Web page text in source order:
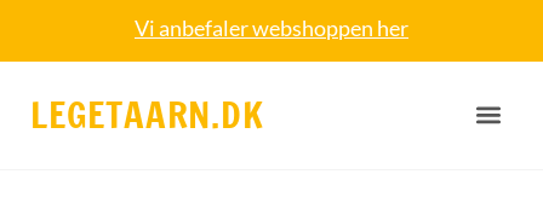
Vi anbefaler webshoppen her
LEGETAARN.DK